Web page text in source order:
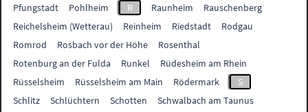
Pfungstadt
Pohlheim R Raunheim
Rauschenberg
Reichelsheim (Wetterau)
Reinheim Riedstadt
Rodgau
Romrod
Rosbach vor der Höhe
Rosenthal
Rotenburg an der Fulda
Runkel
Rüdesheim am Rhein
Rüsselsheim
Rüsselsheim am Main Rödermark
S
Schlitz
Schlüchtern Schotten
Schwalbach am Taunus